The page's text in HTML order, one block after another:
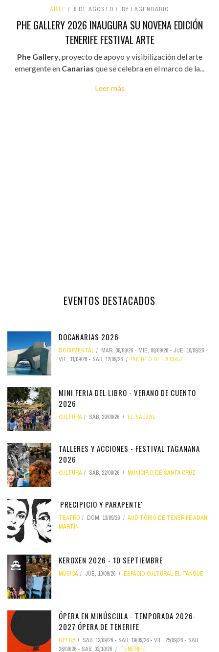
ARTE 8 DE AGOSTO BY LAGENDARIO
PHE GALLERY 2026 INAUGURA SU NOVENA EDICIÓN
TENERIFE FESTIVAL ARTE
Phe Gallery, proyecto de apoyo y visibilización del arte
emergente en Canarias que se celebra en el marco de la...
Leer más
EVENTOS DESTACADOS
DOCANARIAS 2026
DOCUMENTAL MAR, 08/09/26 - MIÉ, 09/09/26 - JUE, 10/09/26 -
VIE, 11/09/26 - SÁB, 12/09/26 PUERTO DE LA CRUZ
MINI FERIA DEL LIBRO - VERANO DE CUENTO
2026
CULTURA SÁB, 29/08/26 EL SAUZAL
TALLERES Y ACCIONES - FESTIVAL TAGANANA
2026
CULTURA SÁB, 22/08/26 MUNICIPIO DE SANTA CRUZ
'PRECIPICIO Y PARAPENTE'
TEATRO DOM, 13/09/26
AUDITORIO DE TENERIFE ADÁN
MARTÍN
KEROXEN 2026 - 10 SEPTIEMBRE
MÚSICA JUE, 10/09/26 ESPACIO CULTURAL EL TANQUE
ÓPERA EN MINÚSCULA - TEMPORADA 2026-
2027 ÓPERA DE TENERIFE
ÓPERA SÁB, 12/09/26 - SÁB, 19/09/26 - VIE, 25/09/26 - SÁB,
26/09/26 - SÁB, 03/10/26 TENERIFE